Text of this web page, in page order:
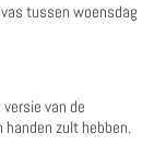
tussen woensdag
van de
zult hebben.